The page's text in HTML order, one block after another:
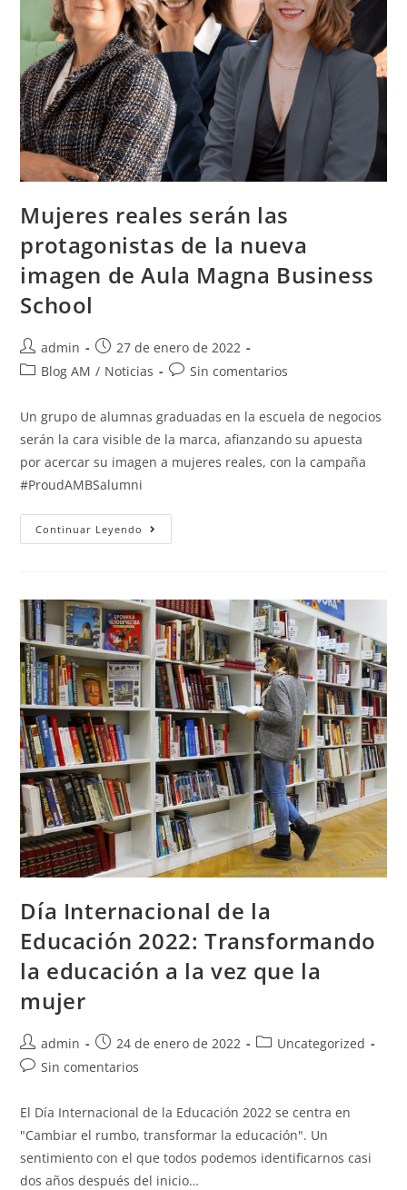
Mujeres reales serán las
protagonistas de la nueva
imagen de Aula Magna Business
School
admin
27 de enero de 2022
Blog AM / Noticias Sin comentarios
Un grupo de alumnas graduadas en la escuela de negocios
serán la cara visible de la marca, afianzando su apuesta
por acercar su imagen a mujeres reales, con la campaña
#ProudAMBSalumni
Continuar Leyendo
Día Internacional de la
Educación 2022: Transformando
la educación a la vez que la
mujer
admin 24 de enero de 2022
Uncategorized
Sin comentarios
El Día Internacional de la Educación 2022 se centra en
"Cambiar el rumbo, transformar la educación". Un
sentimiento con el que todos podemos identificarnos casi
dos años después del inicio…